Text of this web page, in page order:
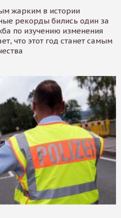
жарким в истории
рекорды бились один за
по изучению изменения
что этот год станет самым